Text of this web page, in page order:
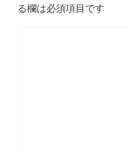
る欄は必須項目です